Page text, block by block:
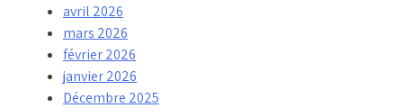
avril 2026
mars 2026
février 2026
janvier 2026
Décembre 2025